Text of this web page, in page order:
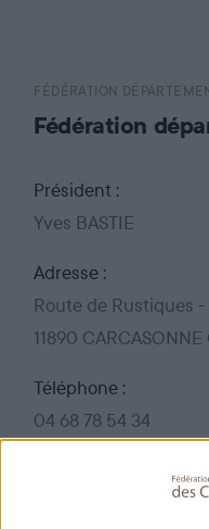
FÉDÉRATION
Fédération
Président :
Yves BASTIE
Adresse :
Route de Rustiques
11890 CARCASONNE
Téléphone :
04 68 78 54 34